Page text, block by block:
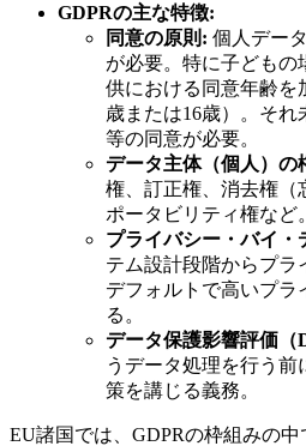
GDPRの主な特徴:
同意の原則: 個人デー
が必要。特に子どもの
供における同意年齢を
歳または16歳）。そ
等の同意が必要。
データ主体（個人）の
権、訂正権、消去権（
ポータビリティ権など。
プライバシー・バイ・
テム設計段階からプラ
デフォルトで高いプラ
る。
データ保護影響評価（
うデータ処理を行う
策を講じる義務。
EU諸国では、GDPRの枠組みの